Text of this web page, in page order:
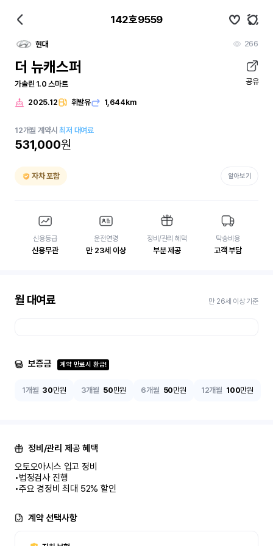
142호9559
현대 266
더 뉴캐스퍼
가솔린 1.0 스마트 공유
2025.12 휘발유 1,644km
12개월 계약시최저 대여료
531,000원
자차 포함 알아보기
신용등급
신용무관
운전연령
만 23세 이상
정비/관리 혜택
부분 제공
탁송비용
고객 부담
월 대여료 만 26세 이상 기준
보증금 계약 만료시 환급!
1개월 30만원 3개월 50만원 6개월 50만원 12개월 100만원
정비/관리 제공 혜택
오토오아시스 입고 정비
•법정검사 진행
•주요 경정비 최대 52% 할인
계약 선택사항